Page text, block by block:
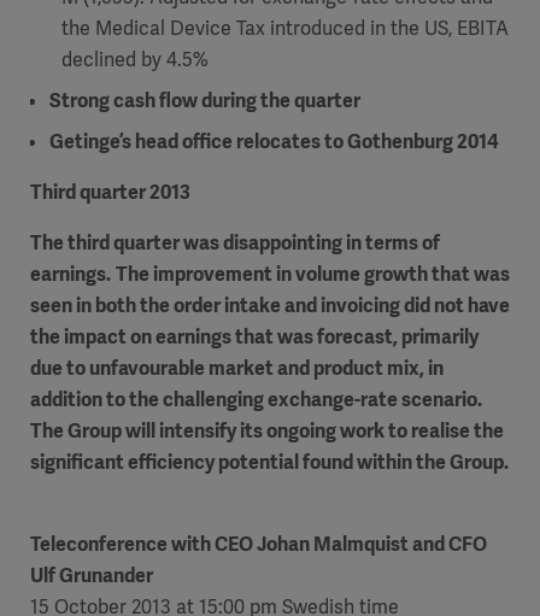
the Medical Device Tax introduced in the US, EBITA
declined by 4.5%
Strong cash flowduring the quarter
Getinge’s head office relocates to Gothenburg2014
Third quarter 2013
The third quarter was disappointing in terms of
earnings.The improvement in volume growth thatwas
seen in both the order intake and invoicing did not have
the impact on earnings that was forecast, primarily
due to unfavourable market and product mix, in
addition to the challenging exchange-rate scenario.
The Group will intensify its ongoing work to realise the
significant efficiency potential found within the Group.
Teleconference withCEO Johan Malmquist and CFO
Ulf Grunander
15 October 2013 at 15:00 pm Swedish time